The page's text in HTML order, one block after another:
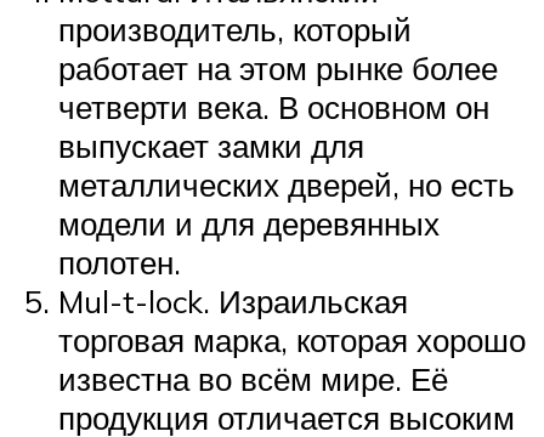
производитель, который
работает на этом рынке более
четверти века. В основном он
выпускает замки для
металлических дверей, но есть
модели и для деревянных
полотен.
Mul-t-lock. Израильская
торговая марка, которая хорошо
известна во всём мире. Её
продукция отличается высоким